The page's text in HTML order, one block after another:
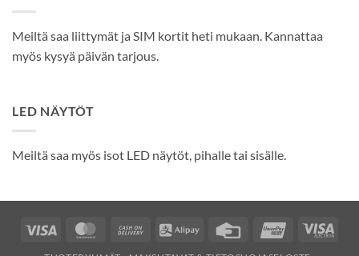
Meiltä saa liittymät ja SIM kortit heti mukaan. Kannattaa
myös kysyä päivän tarjous.
LED NÄYTÖT
Meiltä saa myös isot LED näytöt, pihalle tai sisälle.
Visa MasterCardCash
Alipay
Credit
UnionPayVisa